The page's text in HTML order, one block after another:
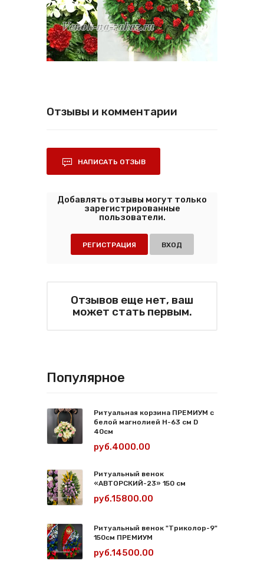
Отзывы и комментарии
НАПИСАТЬ ОТЗЫВ
Добавлять отзывы могут только
зарегистрированные
пользователи.
РЕГИСТРАЦИЯ ВХОД
Отзывов еще нет, ваш
может стать первым.
Популярное
Ритуальная корзина ПРЕМИУМ с
белой магнолией Н-63 см D
40см
руб.4000.00
Ритуальный венок
«АВТОРСКИЙ-23» 150 см
руб.15800.00
Ритуальный венок "Триколор-9"
150см ПРЕМИУМ
руб.14500.00